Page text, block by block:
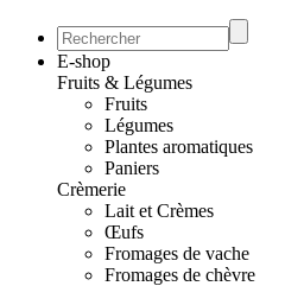
E-shop
Fruits & Légumes
Fruits
Légumes
Plantes aromatiques
Paniers
Crèmerie
Lait et Crèmes
Œufs
Fromages de vache
Fromages de chèvre